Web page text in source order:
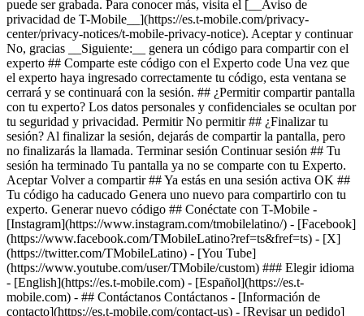
- ## Contáctanos Contáctanos - [Información de
contacto](https://es.t-mobile.com/contact-us) - [Revisar un pedido]